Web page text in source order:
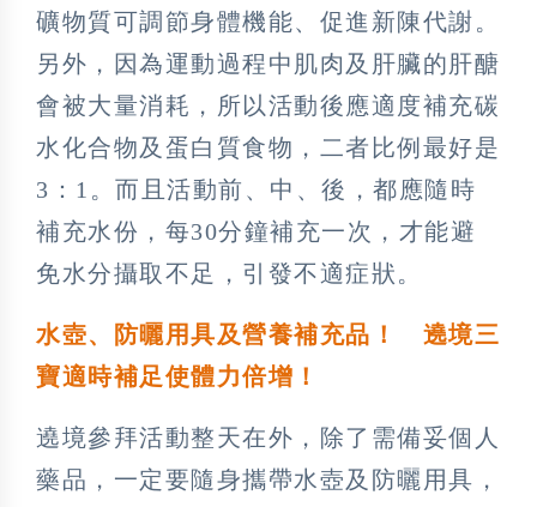
礦物質可調節身體機能、促進新陳代謝。
另外，因為運動過程中肌肉及肝臟的肝醣
會被大量消耗，所以活動後應適度補充碳
水化合物及蛋白質食物，二者比例最好是
3：1。而且活動前、中、後，都應隨時
補充水份，每30分鐘補充一次，才能避
免水分攝取不足，引發不適症狀。
水壺、防曬用具及營養補充品！ 遶境三
寶適時補足使體力倍增！
遶境參拜活動整天在外，除了需備妥個人
藥品，一定要隨身攜帶水壺及防曬用具，